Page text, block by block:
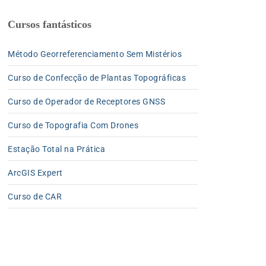
Cursos fantásticos
Método Georreferenciamento Sem Mistérios
Curso de Confecção de Plantas Topográficas
Curso de Operador de Receptores GNSS
Curso de Topografia Com Drones
Estação Total na Prática
ArcGIS Expert
Curso de CAR